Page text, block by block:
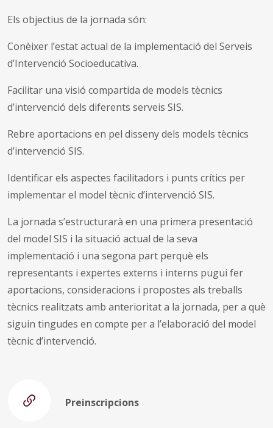
Els objectius de la jornada són:
Conèixer l’estat actual de la implementació del Serveis
d’Intervenció Socioeducativa.
Facilitar una visió compartida de models tècnics
d’intervenció dels diferents serveis SIS.
Rebre aportacions en pel disseny dels models tècnics
d’intervenció SIS.
Identificar els aspectes facilitadors i punts crítics per
implementar el model tècnic d’intervenció SIS.
La jornada s’estructurarà en una primera presentació
del model SIS i la situació actual de la seva
implementació i una segona part perquè els
representants i expertes externs i interns pugui fer
aportacions, consideracions i propostes als treballs
tècnics realitzats amb anterioritat a la jornada, per a què
siguin tingudes en compte per a l’elaboració del model
tècnic d’intervenció.
Preinscripcions